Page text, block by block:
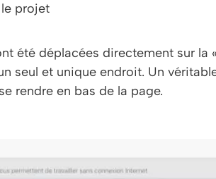
projet
été déplacées directement sur la
seul et unique endroit. Un
rendre en bas de la page.